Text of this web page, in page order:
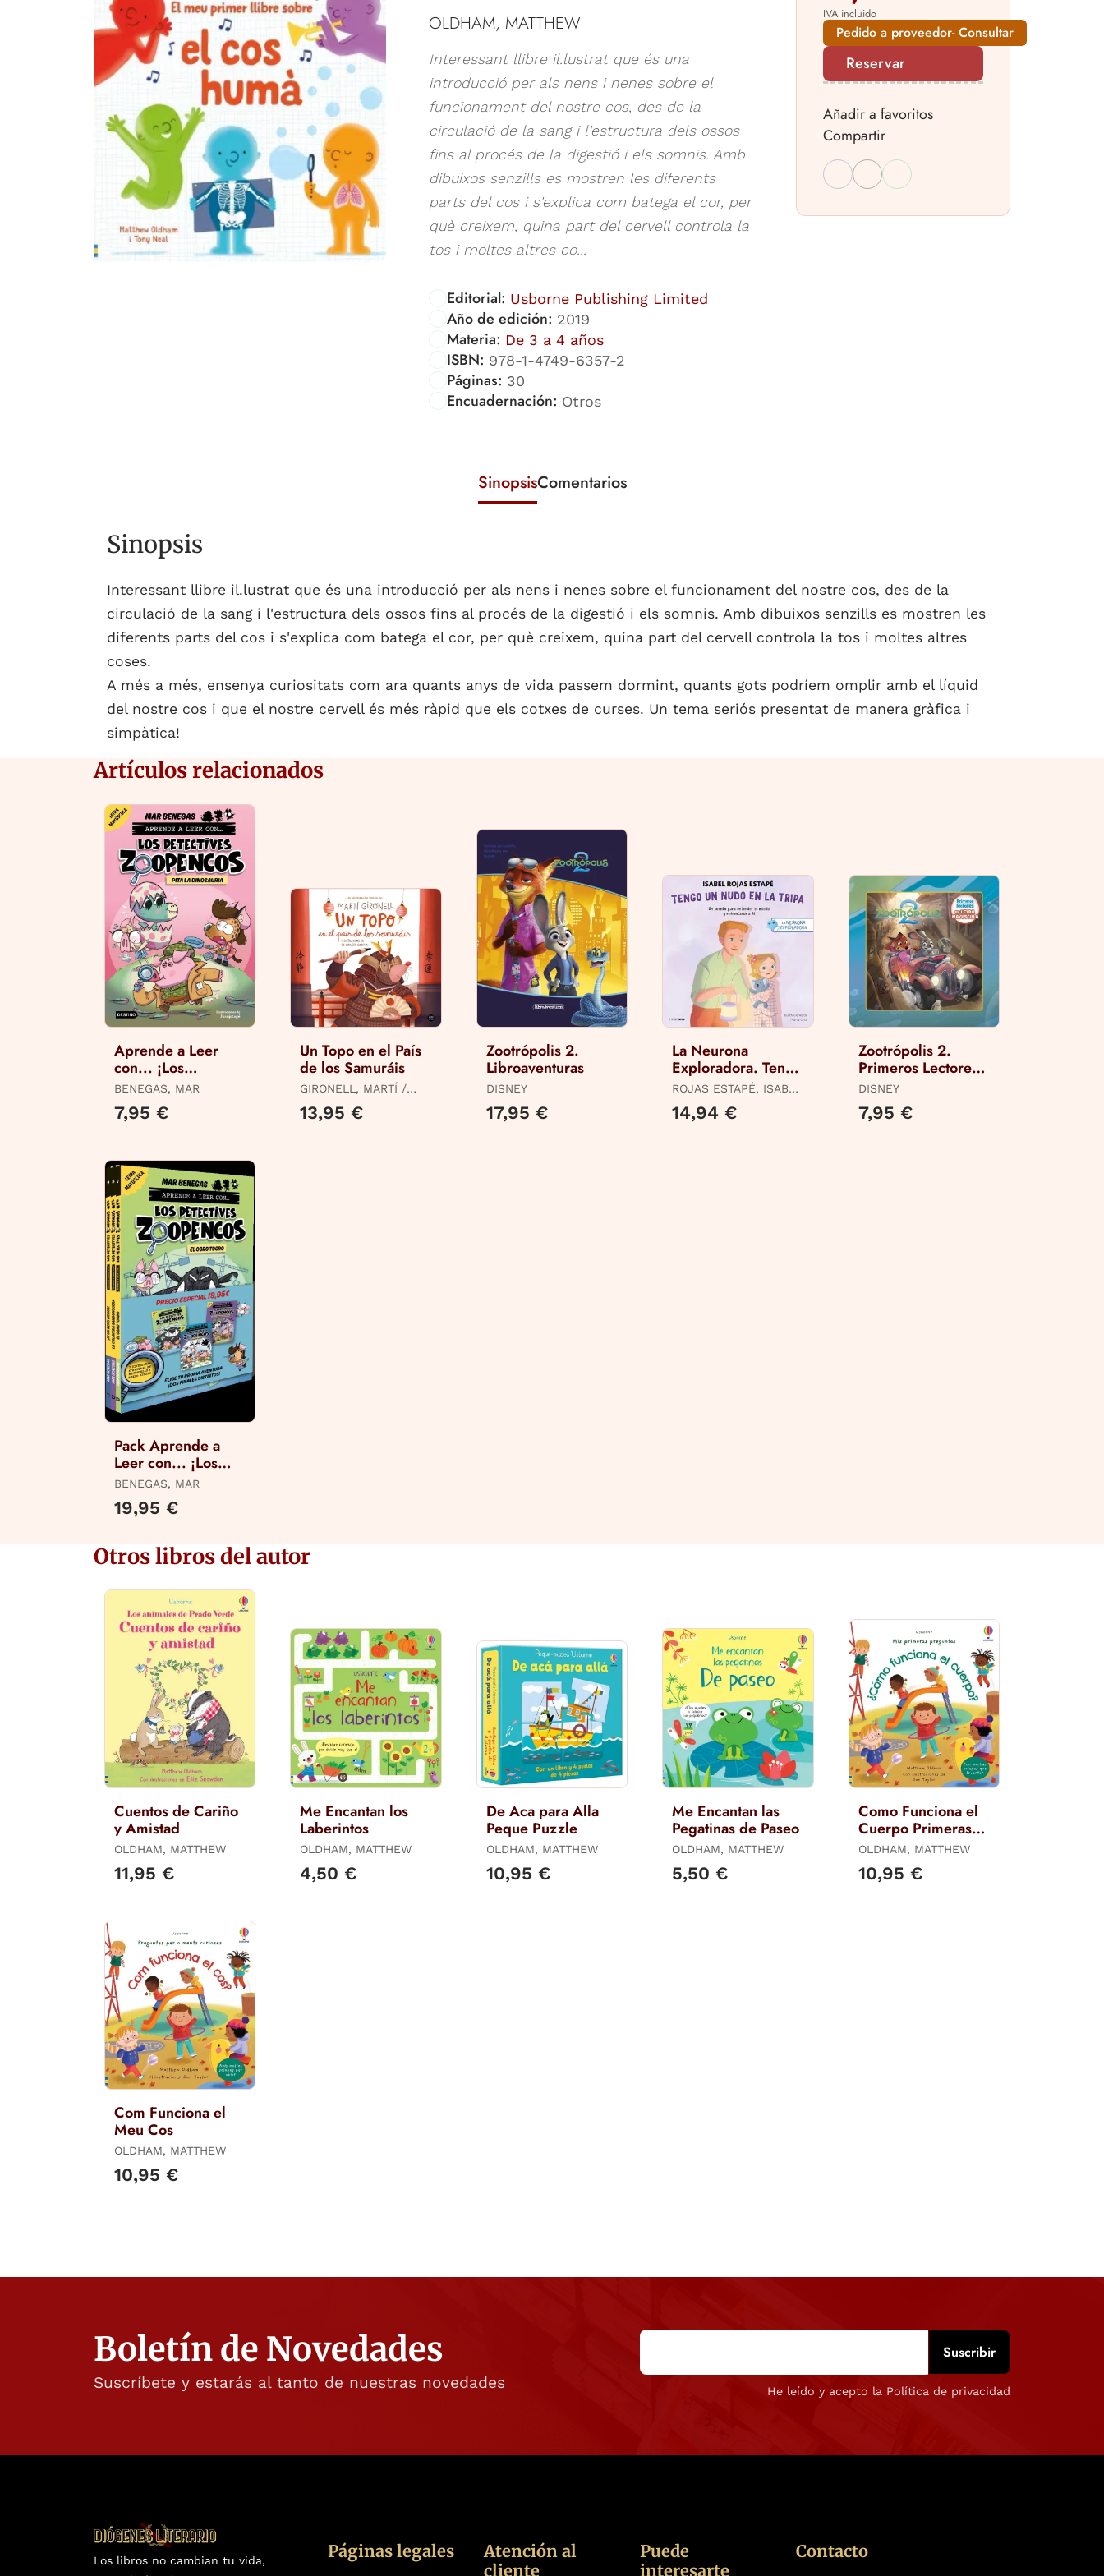
OLDHAM, MATTHEW
Interessant llibre il.lustrat que és una
introducció per als nens i nenes sobre el
funcionament del nostre cos, des de la
circulació de la sang i l'estructura dels ossos
fins al procés de la digestió i els somnis. Amb
dibuixos senzills es mostren les diferents
parts del cos i s'explica com batega el cor, per
què creixem, quina part del cervell controla la
tos i moltes altres co...
Editorial: Usborne Publishing Limited
Año de edición: 2019
Materia: De 3 a 4 años
ISBN: 978-1-4749-6357-2
Páginas: 30
Encuadernación: Otros
IVA incluido
Pedido a proveedor- Consultar
Reservar
Añadir a favoritos
Compartir
SinopsisComentarios
Sinopsis
Interessant llibre il.lustrat que és una introducció per als nens i nenes sobre el funcionament del nostre cos, des de la
circulació de la sang i l'estructura dels ossos fins al procés de la digestió i els somnis. Amb dibuixos senzills es mostren les
diferents parts del cos i s'explica com batega el cor, per què creixem, quina part del cervell controla la tos i moltes altres
coses.
A més a més, ensenya curiositats com ara quants anys de vida passem dormint, quants gots podríem omplir amb el líquid
del nostre cos i que el nostre cervell és més ràpid que els cotxes de curses. Un tema seriós presentat de manera gràfica i
simpàtica!
Artículos relacionados
Aprende a Leer
con... ¡Los
Detectives
Zoopencos! 10.
Pita la Dinosauria
BENEGAS, MAR
7,95 €
Un Topo en el País
de los Samuráis
GIRONELL, MARTÍ /
13,95 €
Zootrópolis 2.
Libroaventuras
DISNEY
17,95 €
La Neurona
Exploradora. Tengo
un Nudo en la Tripa
ROJAS ESTAPÉ, ISABEL
14,94 €
Zootrópolis 2.
Primeros Lectores
en Letra Mayúscula
DISNEY
7,95 €
Pack Aprende a
Leer con... ¡Los
Detectives
Zoopencos! 7, 8 y
9: en Letra
BENEGAS, MAR
19,95 €
Otros libros del autor
Cuentos de Cariño
y Amistad
OLDHAM, MATTHEW
11,95 €
Me Encantan los
Laberintos
OLDHAM, MATTHEW
4,50 €
De Aca para Alla
Peque Puzzle
OLDHAM, MATTHEW
10,95 €
Me Encantan las
Pegatinas de Paseo
OLDHAM, MATTHEW
5,50 €
Como Funciona el
Cuerpo Primeras
Pregunt
OLDHAM, MATTHEW
10,95 €
Com Funciona el
Meu Cos
OLDHAM, MATTHEW
10,95 €
Boletín de Novedades
Suscríbete y estarás al tanto de nuestras novedades He leído y acepto la Política de privacidad
Los libros no cambian tu vida,
Páginas legales
Atención al
cliente
Puede
interesarte
Contacto